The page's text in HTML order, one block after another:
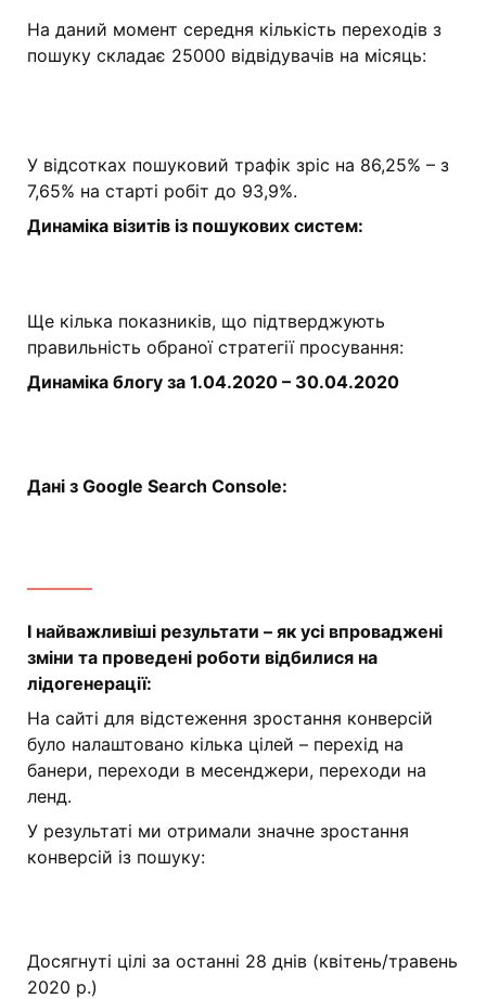
На даний момент середня кількість переходів з
пошуку складає 25000 відвідувачів на місяць:
У відсотках пошуковий трафік зріс на 86,25% – з
7,65% на старті робіт до 93,9%.
Динаміка візитів із пошукових систем:
Ще кілька показників, що підтверджують
правильність обраної стратегії просування:
Динаміка блогу за 1.04.2020 – 30.04.2020
Дані з Google Search Console:
І найважливіші результати – як усі впроваджені
зміни та проведені роботи відбилися на
лідогенерації:
На сайті для відстеження зростання конверсій
було налаштовано кілька цілей – перехід на
банери, переходи в месенджери, переходи на
ленд.
У результаті ми отримали значне зростання
конверсій із пошуку:
Досягнуті цілі за останні 28 днів (квітень/травень
2020 р.)